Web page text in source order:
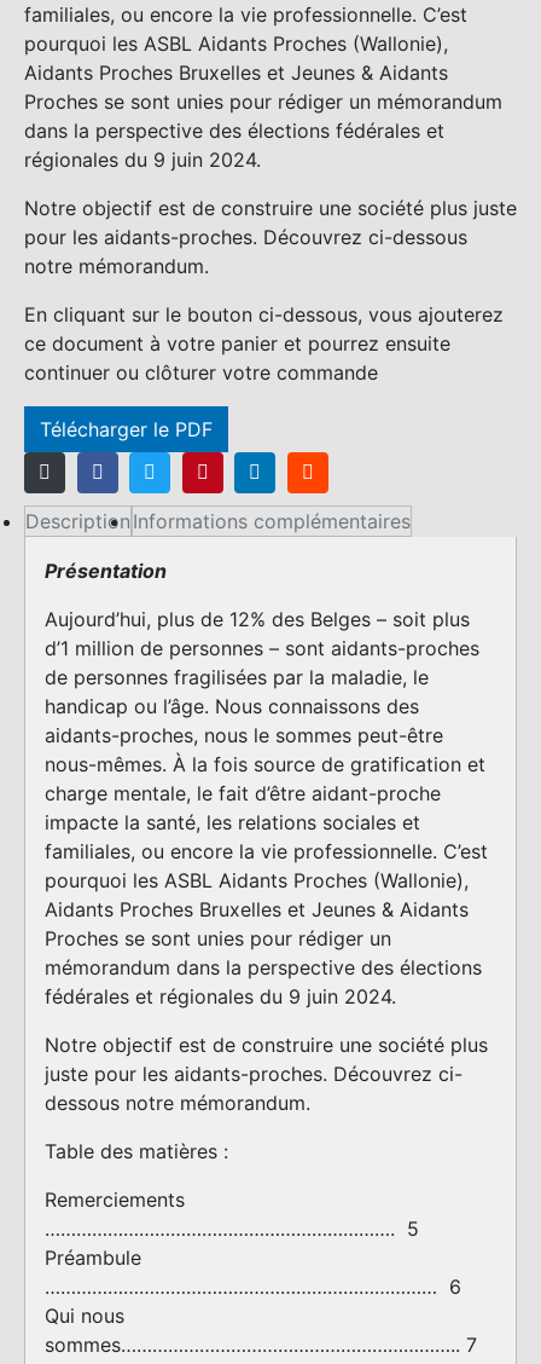
familiales, ou encore la vie professionnelle. C’est
pourquoi les ASBL Aidants Proches (Wallonie),
Aidants Proches Bruxelles et Jeunes & Aidants
Proches se sont unies pour rédiger un mémorandum
dans la perspective des élections fédérales et
régionales du 9 juin 2024.
Notre objectif est de construire une société plus juste
pour les aidants-proches. Découvrez ci-dessous
notre mémorandum.
En cliquant sur le bouton ci-dessous, vous ajouterez
ce document à votre panier et pourrez ensuite
continuer ou clôturer votre commande
Télécharger le PDF
Description Informations complémentaires
Présentation
Aujourd’hui, plus de 12% des Belges – soit plus
d’1 million de personnes – sont aidants-proches
de personnes fragilisées par la maladie, le
handicap ou l’âge. Nous connaissons des
aidants-proches, nous le sommes peut-être
nous-mêmes. À la fois source de gratification et
charge mentale, le fait d’être aidant-proche
impacte la santé, les relations sociales et
familiales, ou encore la vie professionnelle. C’est
pourquoi les ASBL Aidants Proches (Wallonie),
Aidants Proches Bruxelles et Jeunes & Aidants
Proches se sont unies pour rédiger un
mémorandum dans la perspective des élections
fédérales et régionales du 9 juin 2024.
Notre objectif est de construire une société plus
juste pour les aidants-proches. Découvrez ci-
dessous notre mémorandum.
Table des matières :
Remerciements
…………………………………………………………. 5
Préambule
………………………………………………………………… 6
Qui nous
sommes……………………………………………………….. 7